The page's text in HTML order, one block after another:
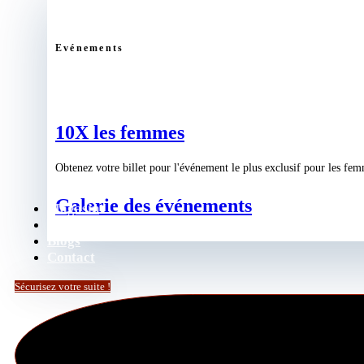
Evénements
10X les femmes
Obtenez votre billet pour l'événement le plus exclusif pour les
Galerie des événements
Magasin
Blogs
Contact
Sécurisez votre suite !